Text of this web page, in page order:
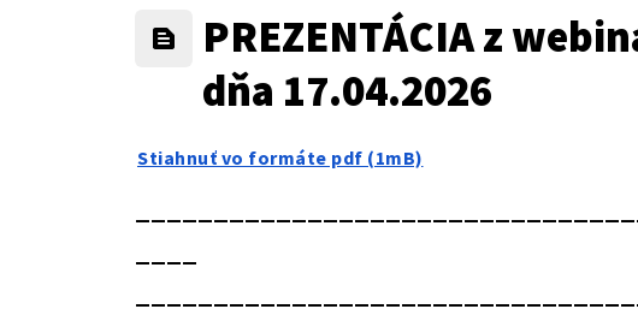
PREZENTÁCIA z
dňa 17.04.2026
Stiahnuť vo formáte pdf (1mB)